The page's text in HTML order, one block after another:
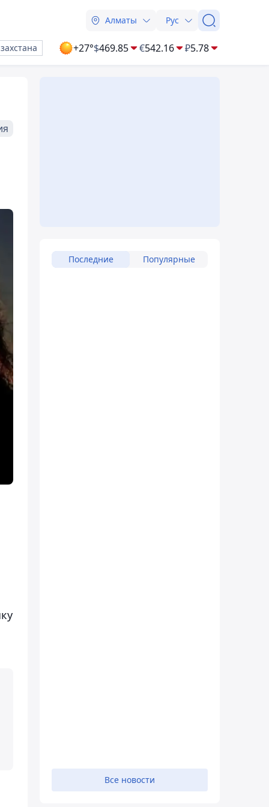
Алматы Рус
+27°$469.85 €542.16 ₽5.78
Последние Популярные
Все новости